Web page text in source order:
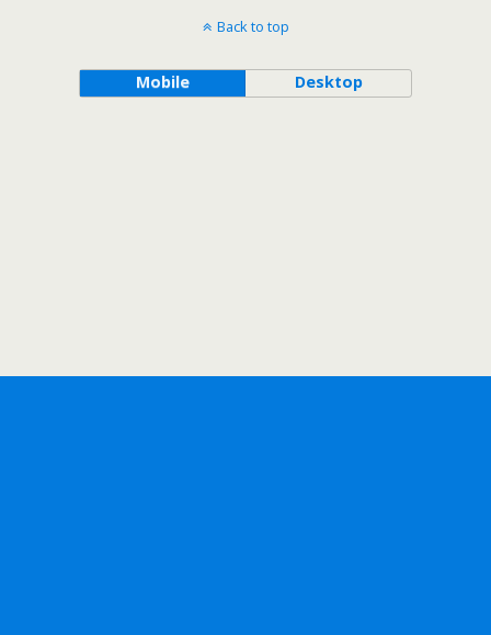
Back to top
Mobile Desktop